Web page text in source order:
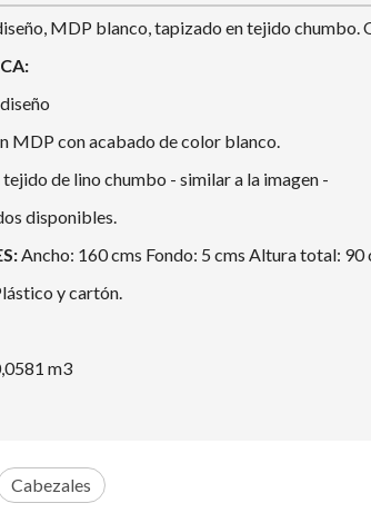
MDP blanco, tapizado en tejido chumbo.
MDP con acabado de color blanco.
de lino chumbo - similar a la imagen -
disponibles.
Ancho: 160 cms Fondo: 5 cms Altura total: 90
y cartón.
m3
Cabezales